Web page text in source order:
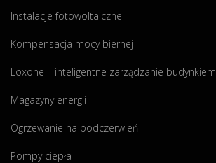
Instalacje fotowoltaiczne
Kompensacja mocy biernej
Loxone – inteligentne zarządzanie budynkiem
Magazyny energii
Ogrzewanie na podczerwień
Pompy ciepła